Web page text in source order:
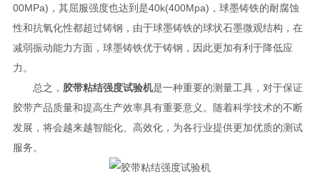
00MPa)，其屈服强度也达到是40k(400Mpa)，球墨铸铁的耐腐蚀
性和抗氧化性都超过铸钢，由于球墨铸铁的球状石墨微观结构，在
减弱振动能力方面，球墨铸铁优于铸钢，因此更加有利于降低应
力。
总之， 胶带粘结强度试验机是一种重要的测量工具，对于保证
胶带产品质量和提高生产效率具有重要意义。随着科学技术的不断
发展，将会越来越智能化、高效化，为各行业提供更加优质的测试
服务。